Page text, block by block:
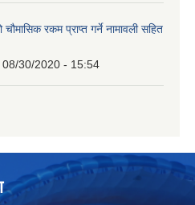
चौमासिक रकम प्राप्त गर्ने नामावली सहित
08/30/2020 - 15:54